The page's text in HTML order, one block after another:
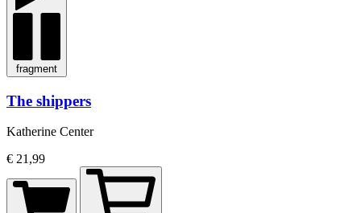
fragment
The shippers
Katherine Center
€ 21,99